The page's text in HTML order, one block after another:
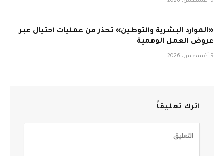
«الموارد البشرية والتوطين» تحذر من عمليات احتيال عبر
عروض العمل الوهمية
9 أغسطس، 2026
اترك تعليقاً